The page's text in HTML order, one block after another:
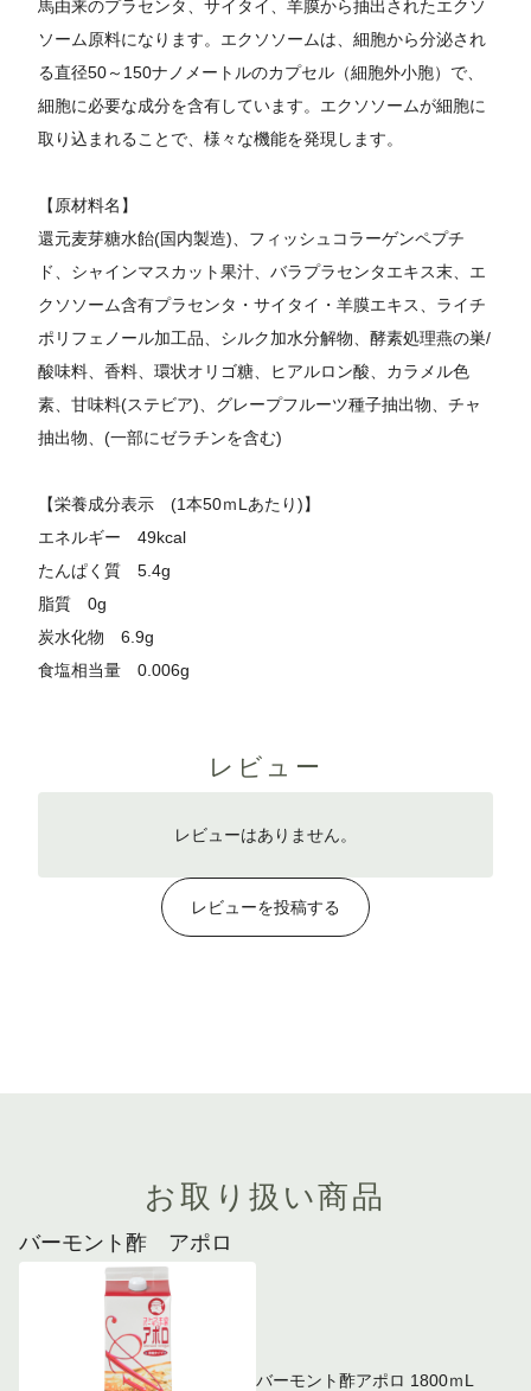
馬由来のプラセンタ、サイタイ、羊膜から抽出されたエクソ
ソーム原料になります。エクソソームは、細胞から分泌され
る直径50～150ナノメートルのカプセル（細胞外小胞）で、
細胞に必要な成分を含有しています。エクソソームが細胞に
取り込まれることで、様々な機能を発現します。
【原材料名】
還元麦芽糖水飴(国内製造)、フィッシュコラーゲンペプチ
ド、シャインマスカット果汁、バラプラセンタエキス末、エ
クソソーム含有プラセンタ・サイタイ・羊膜エキス、ライチ
ポリフェノール加工品、シルク加水分解物、酵素処理燕の巣/
酸味料、香料、環状オリゴ糖、ヒアルロン酸、カラメル色
素、甘味料(ステビア)、グレープフルーツ種子抽出物、チャ
抽出物、(一部にゼラチンを含む)
【栄養成分表示 (1本50ｍLあたり)】
エネルギー 49kcal
たんぱく質 5.4g
脂質 0g
炭水化物 6.9g
食塩相当量 0.006g
レビュー
レビューはありません。
レビューを投稿する
お取り扱い商品
バーモント酢 アポロ
バーモント酢アポロ 1800ｍL